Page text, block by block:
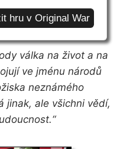
hru v Original War
válka na život a na
ve jménu národů
neznámého
jinak, ale všichni vědí,